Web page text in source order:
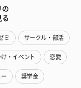
の
る
ミ サークル・部活
・イベント 恋愛
奨学金